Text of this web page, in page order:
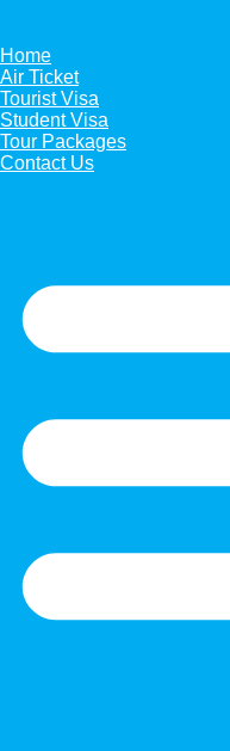
content
Home
Air Ticket
Tourist Visa
Student Visa
Tour Packages
Contact Us